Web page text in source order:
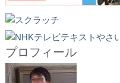
プロフィール